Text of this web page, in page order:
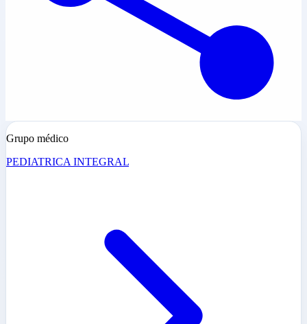
Grupo médico
PEDIATRICA INTEGRAL